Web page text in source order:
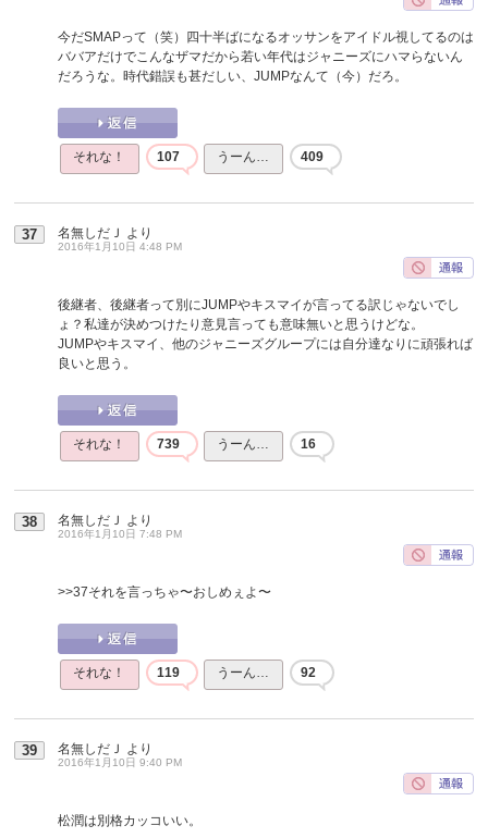
今だSMAPって（笑）四十半ばになるオッサンをアイドル視してるのは
ババアだけでこんなザマだから若い年代はジャニーズにハマらないん
だろうな。時代錯誤も甚だしい、JUMPなんて（今）だろ。
それな！ 107 うーん… 409
37 名無しだＪ より
2016年1月10日 4:48 PM
後継者、後継者って別にJUMPやキスマイが言ってる訳じゃないでし
ょ？私達が決めつけたり意見言っても意味無いと思うけどな。
JUMPやキスマイ、他のジャニーズグループには自分達なりに頑張れば
良いと思う。
それな！ 739 うーん… 16
38 名無しだＪ より
2016年1月10日 7:48 PM
>>37それを言っちゃ〜おしめぇよ〜
それな！ 119 うーん… 92
39 名無しだＪ より
2016年1月10日 9:40 PM
松潤は別格カッコいい。